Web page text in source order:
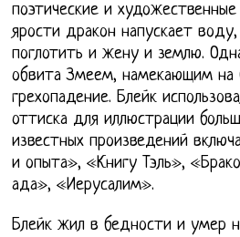
поэтические и
ярости дракон напускает
поглотить и жену и землю.
обвита Змеем, намекающим на
грехопадение. Блейк
оттиска для иллюстрации
известных произведений
и опыта», «Книгу Тэль»,
ада», «Иерусалим».
Блейк жил в бедности и умер